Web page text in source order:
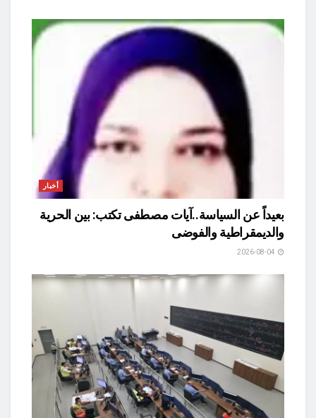
أخبار
بعيداً عن السياسة..آيات مصطفى تكتب: بين الحرية
والديمقراطية والفوضى